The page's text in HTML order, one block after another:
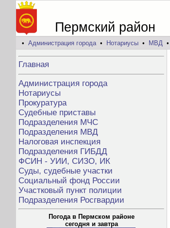
Пермский район
• Администрация города• Нотариусы • МВД •
Главная
Администрация города
Нотариусы
Прокуратура
Судебные приставы
Подразделения МЧС
Подразделения МВД
Налоговая инспекция
Подразделения ГИБДД
ФСИН - УИИ, СИЗО, ИК
Суды, судебные участки
Социальный фонд России
Участковый пункт полиции
Подразделения Росгвардии
Погода в Пермском районе
сегодня и завтра